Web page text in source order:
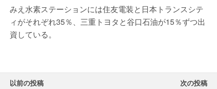
みえ水素ステーションには住友電装と日本トランスシテ
ィがそれぞれ35％、三重トヨタと谷口石油が15％ずつ出
資している。
以前の投稿 次の投稿